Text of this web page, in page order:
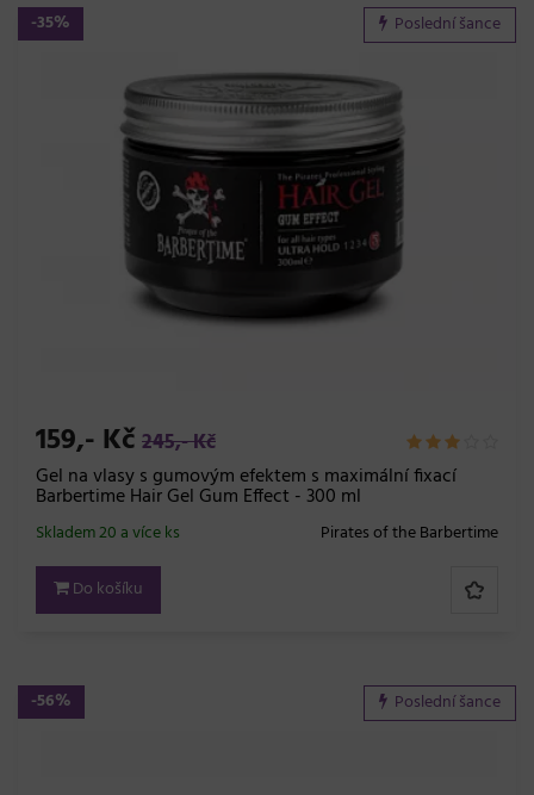
-35% Poslední šance
159,- Kč 245,- Kč
Gel na vlasy s gumovým efektem s maximální fixací
Barbertime Hair Gel Gum Effect - 300 ml
Pirates of the Barbertime
Skladem 20 a více ks
Do košíku
-56% Poslední šance